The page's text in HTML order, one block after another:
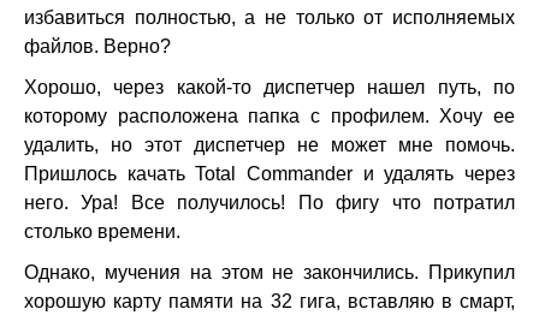
избавиться полностью, а не только от исполняемых
файлов. Верно?
Хорошо, через какой-то диспетчер нашел путь, по
которому расположена папка с профилем. Хочу ее
удалить, но этот диспетчер не может мне помочь.
Пришлось качать Total Commander и удалять через
него. Ура! Все получилось! По фигу что потратил
столько времени.
Однако, мучения на этом не закончились. Прикупил
хорошую карту памяти на 32 гига, вставляю в смарт,